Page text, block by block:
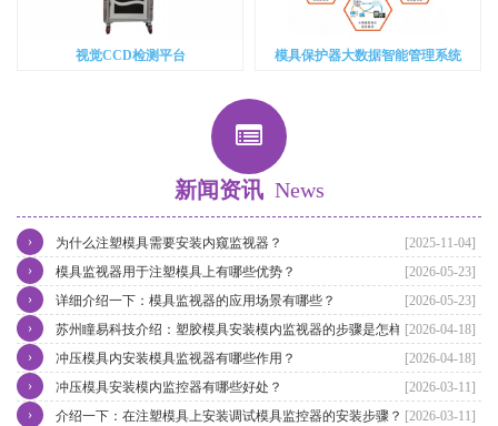
视觉CCD检测平台 模具保护器大数据智能管理系统
新闻资讯 News
[2025-11-04]
为什么注塑模具需要安装内窥监视器？
›
[2026-05-23]
模具监视器用于注塑模具上有哪些优势？
›
[2026-05-23]
详细介绍一下：模具监视器的应用场景有哪些？
›
[2026-04-18]
苏州瞳易科技介绍：塑胶模具安装模内监视器的步骤是怎样的？
›
[2026-04-18]
冲压模具内安装模具监视器有哪些作用？
›
[2026-03-11]
冲压模具安装模内监控器有哪些好处？
›
[2026-03-11]
介绍一下：在注塑模具上安装调试模具监控器的安装步骤？
›